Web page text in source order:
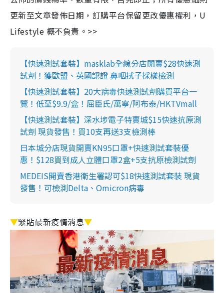
更新至文章發佈日期，訂購平台保留更改優惠權利，U
Lifestyle 概不負責。>>
【快速測試套裝】masklab全線分店開賣$28快速測
試劑！獲歐盟、英國認證 鼻咽拭子採樣檢測
【快速測試套裝】20大病毒快速測試劑購買平台一
覽！低至$9.9/盒！屈臣氏/萬寧/阿布泰/HKTVmall
【快速測試套裝】深水埗電子特賣城$15快速抗原測
試劑 現貨發售！買10支再送3支檢測棒
日本城分店現貨開賣KN95口罩+快速測試套裝優
惠！$128買到成人立體口罩2盒+5支抗原檢測試劑
MEDEIS開賣香港衛生署認可$18快速測試套裝 現貨
發售！可檢測Delta、Omicron病毒
▼緊貼最新疫情消息▼